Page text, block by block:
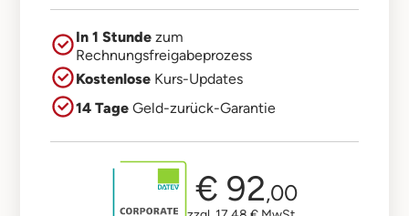
In 1 Stundezum
Rechnungsfreigabeprozess
KostenloseKurs-Updates
14 TageGeld-zurück-Garantie
€ 92,00